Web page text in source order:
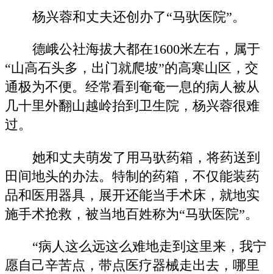
杨兴蓉和丈夫还创办了“马驮医院”。
德峨公社海拔大都在1600米左右，属于
“山高石头多，出门就爬坡”的高寒山区，交
通极为不便。经常看到奄奄一息的病人被从
几十里外翻山越岭抬到卫生院，杨兴蓉很难
过。
她和丈夫萌发了用马驮药箱，将药送到
田间地头的办法。特制的药箱，不仅能装药
品和医用器具，展开还能当手术床，就地实
施手术抢救，被当地百姓称为“马驮医院”。
“病人这么远这么难地走到这里来，我宁
愿自己辛苦点，带点医疗器械走出去，哪里